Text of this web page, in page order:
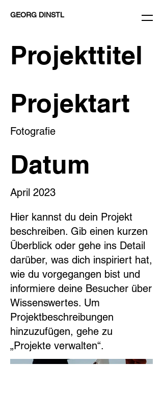
GEORG DINSTL
Projekttitel
Projektart
Fotografie
Datum
April 2023
Hier kannst du dein Projekt
beschreiben. Gib einen kurzen
Überblick oder gehe ins Detail
darüber, was dich inspiriert hat,
wie du vorgegangen bist und
informiere deine Besucher über
Wissenswertes. Um
Projektbeschreibungen
hinzuzufügen, gehe zu
„Projekte verwalten“.